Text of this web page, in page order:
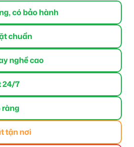
có bảo hành
chuẩn
nghề cao
24/7
ràng
tận nơi